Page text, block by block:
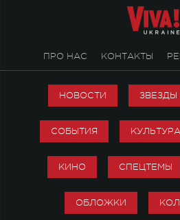
ПРО НАС КОНТАКТЫ
НОВОСТИ ЗВЕЗДЫ
СОБЫТИЯ КУЛЬТУРА
КИНО СПЕЦТЕМЫ
ОБЛОЖКИ